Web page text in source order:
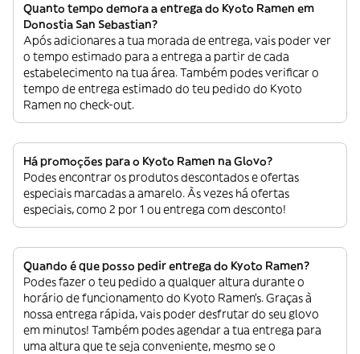
Quanto tempo demora a entrega do Kyoto Ramen em
Donostia San Sebastian?
Após adicionares a tua morada de entrega, vais poder ver
o tempo estimado para a entrega a partir de cada
estabelecimento na tua área. Também podes verificar o
tempo de entrega estimado do teu pedido do Kyoto
Ramen no check-out.
Há promoções para o Kyoto Ramen na Glovo?
Podes encontrar os produtos descontados e ofertas
especiais marcadas a amarelo. Às vezes há ofertas
especiais, como 2 por 1 ou entrega com desconto!
Quando é que posso pedir entrega do Kyoto Ramen?
Podes fazer o teu pedido a qualquer altura durante o
horário de funcionamento do Kyoto Ramen’s. Graças à
nossa entrega rápida, vais poder desfrutar do seu glovo
em minutos! Também podes agendar a tua entrega para
uma altura que te seja conveniente, mesmo se o